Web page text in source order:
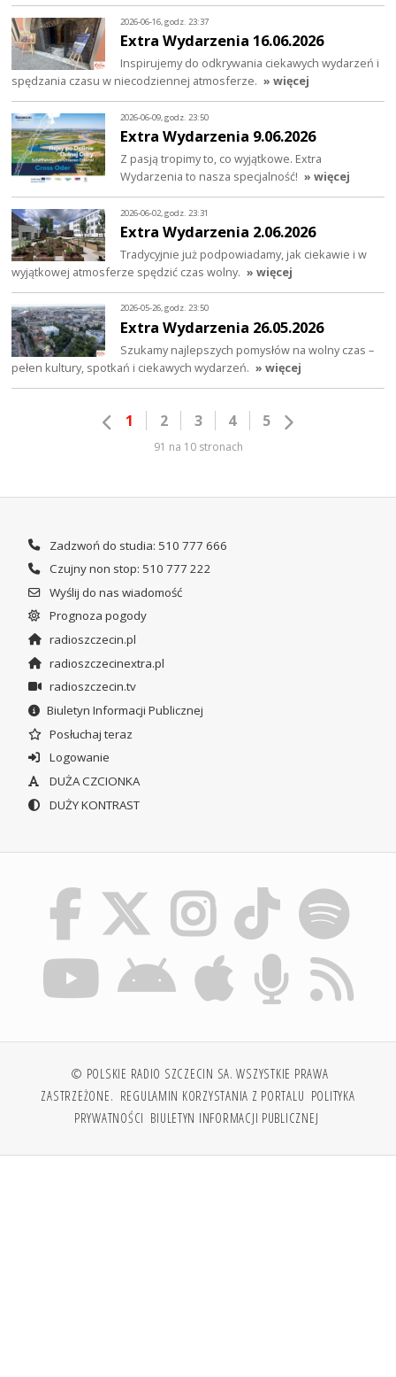
2026-06-16, godz. 23:37
Extra Wydarzenia 16.06.2026
Inspirujemy do odkrywania ciekawych wydarzeń i
spędzania czasu w niecodziennej atmosferze. » więcej
2026-06-09, godz. 23:50
Extra Wydarzenia 9.06.2026
Z pasją tropimy to, co wyjątkowe. Extra
Wydarzenia to nasza specjalność! » więcej
2026-06-02, godz. 23:31
Extra Wydarzenia 2.06.2026
Tradycyjnie już podpowiadamy, jak ciekawie i w
wyjątkowej atmosferze spędzić czas wolny. » więcej
2026-05-26, godz. 23:50
Extra Wydarzenia 26.05.2026
Szukamy najlepszych pomysłów na wolny czas –
pełen kultury, spotkań i ciekawych wydarzeń. » więcej
1 2 3 4 5
91 na 10 stronach
Zadzwoń do studia: 510 777 666
Czujny non stop: 510 777 222
Wyślij do nas wiadomość
Prognoza pogody
radioszczecin.pl
radioszczecinextra.pl
radioszczecin.tv
Biuletyn Informacji Publicznej
Posłuchaj teraz
Logowanie
DUŻA CZCIONKA
DUŻY KONTRAST
© POLSKIE RADIO SZCZECIN SA. WSZYSTKIE PRAWA
ZASTRZEŻONE. REGULAMIN KORZYSTANIA Z PORTALU POLITYKA
PRYWATNOŚCI BIULETYN INFORMACJI PUBLICZNEJ